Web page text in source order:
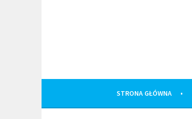
STRONA GŁÓWNA